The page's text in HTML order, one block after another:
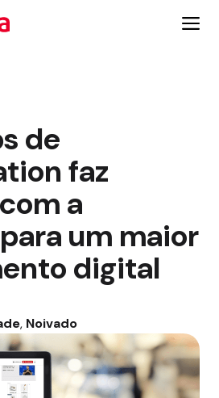
de
faz
a
um maior
digital
, Noivado